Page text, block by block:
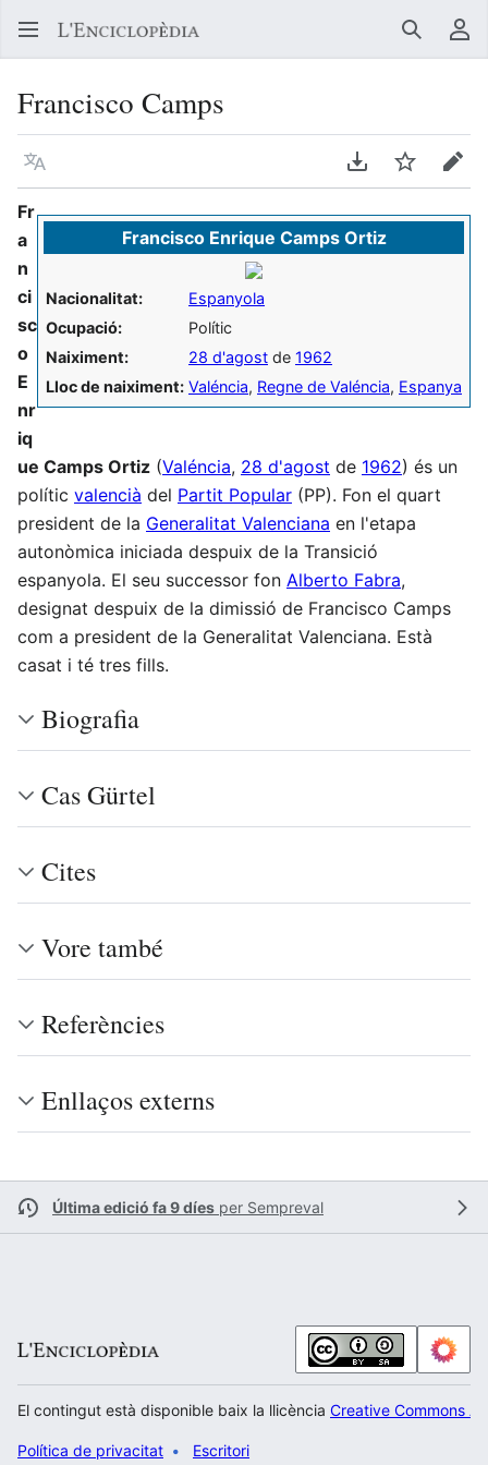
Buscar
Francisco Camps
Llegir en un atre idioma Descarregar en
Vigilar
Francisco Enrique Camps Ortiz
Nacionalitat:
Espanyola
Ocupació:
Polític
Naiximent:
28 d'agost de 1962
Lloc de naiximent: Valéncia, Regne de Valéncia, Espanya
Fr
a
n
ci
sc
o
E
nr
iq
ue Camps Ortiz (Valéncia, 28 d'agost de 1962) és un
polític valencià del Partit Popular (PP). Fon el quart
president de la Generalitat Valenciana en l'etapa
autonòmica iniciada despuix de la Transició
espanyola. El seu successor fon Alberto Fabra,
designat despuix de la dimissió de Francisco Camps
com a president de la Generalitat Valenciana. Està
casat i té tres fills.
Biografia
Cas Gürtel
Cites
Vore també
Referències
Enllaços externs
Última edició fa 9 díes per Sempreval
El contingut està disponible baix la llicència Creative Commons
Política de privacitat Escritori